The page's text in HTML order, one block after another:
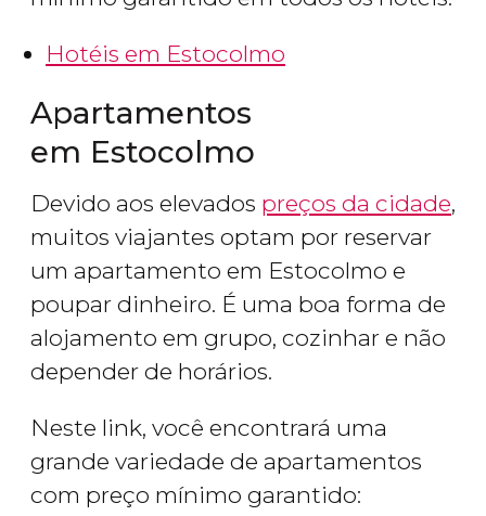
Hotéis em Estocolmo
Apartamentos
em Estocolmo
Devido aos elevados preços da cidade,
muitos viajantes optam por reservar
um apartamento em Estocolmo e
poupar dinheiro. É uma boa forma de
alojamento em grupo, cozinhar e não
depender de horários.
Neste link, você encontrará uma
grande variedade de apartamentos
com preço mínimo garantido: